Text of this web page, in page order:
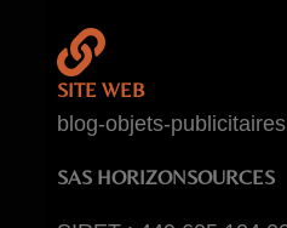
SITE WEB
blog-objets-
SAS HORIZONSOURCES